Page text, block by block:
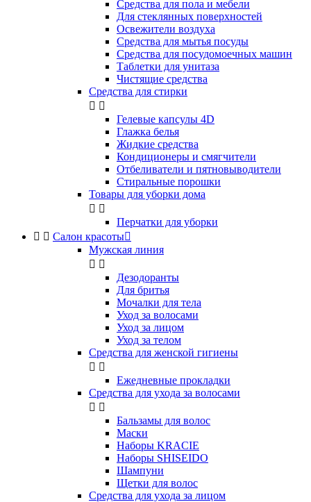
Cредства для пола и мебели
Для стеклянных поверхностей
Освежители воздуха
Средства для мытья посуды
Средства для посудомоечных машин
Таблетки для унитаза
Чистящие средства
Средства для стирки
 
Гелевые капсулы 4D
Глажка белья
Жидкие средства
Кондиционеры и смягчители
Отбеливатели и пятновыводители
Стиральные порошки
Товары для уборки дома
 
Перчатки для уборки
  Салон красоты
Мужская линия
 
Дезодоранты
Для бритья
Мочалки для тела
Уход за волосами
Уход за лицом
Уход за телом
Средства для женской гигиены
 
Ежедневные прокладки
Средства для ухода за волосами
 
Бальзамы для волос
Маски
Наборы KRACIE
Наборы SHISEIDO
Шампуни
Щетки для волос
Средства для ухода за лицом